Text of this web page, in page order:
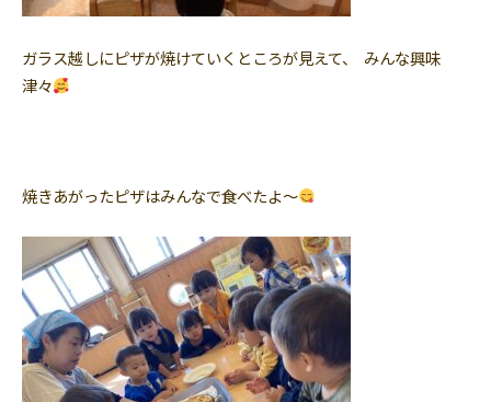
ガラス越しにピザが焼けていくところが見えて、 みんな興味
津々
焼きあがったピザはみんなで食べたよ〜